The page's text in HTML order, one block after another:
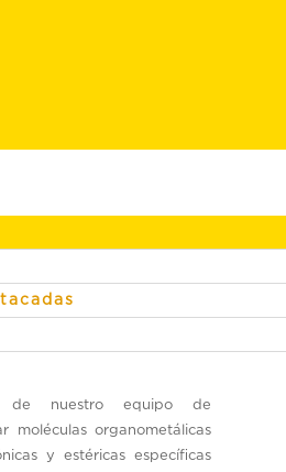
de nuestro equipo de
moléculas organometálicas
y estéricas específicas